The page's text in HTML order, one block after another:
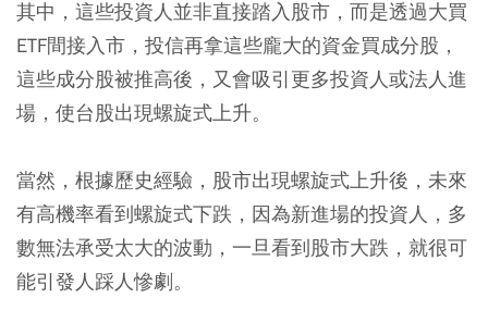
其中，這些投資人並非直接踏入股市，而是透過大買
ETF間接入市，投信再拿這些龐大的資金買成分股，
這些成分股被推高後，又會吸引更多投資人或法人進
場，使台股出現螺旋式上升。
當然，根據歷史經驗，股市出現螺旋式上升後，未來
有高機率看到螺旋式下跌，因為新進場的投資人，多
數無法承受太大的波動，一旦看到股市大跌，就很可
能引發人踩人慘劇。